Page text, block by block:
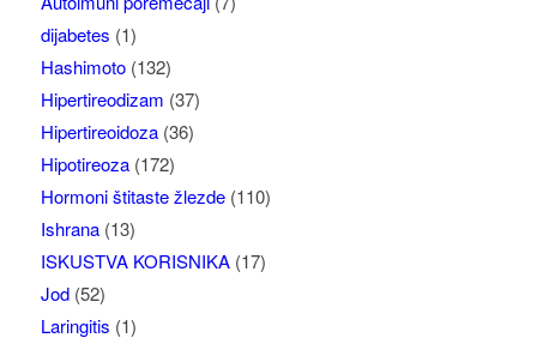
dijabetes (1)
Hashimoto(132)
Hipertireodizam (37)
Hipertireoidoza(36)
Hipotireoza(172)
Hormoni štitaste žlezde(110)
Ishrana(13)
ISKUSTVA KORISNIKA(17)
Jod(52)
Laringitis (1)